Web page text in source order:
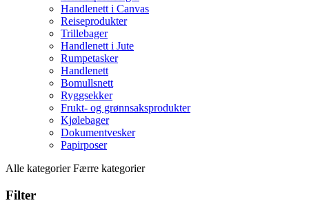
Handlenett i Canvas
Reiseprodukter
Trillebager
Handlenett i Jute
Rumpetasker
Handlenett
Bomullsnett
Ryggsekker
Frukt- og grønnsaksprodukter
Kjølebager
Dokumentvesker
Papirposer
Alle kategorier Færre kategorier
Filter